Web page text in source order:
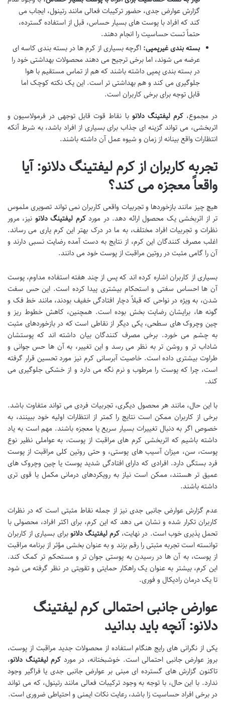
گزارش عوارض جدی، حضور ترکیبات فعالی مانند رتینول، ایجاب می
کند که افراد با پوست های بسیار حساس، قبل از استفاده گسترده،
حتماً تست حساسیت را انجام دهند.
بسته بندی غیرپمپی: اگرچه بسیاری از کرم ها در بسته بندی کاسه ای
عرضه می شوند، اما برخی ترجیح می دهند محصولات بهداشتی خود را
در بسته بندی پمپی داشته باشند که هم از تماس مستقیم با هوا
جلوگیری می کند و هم بهداشتی تر است. این یک نکته کوچک اما
قابل توجه برای برخی کاربران است.
در مجموع،کرم لیفتینگ دلانو با نقاط قوت قابل توجهی در فرمولاسیون و
اثربخشی، می تواند گزینه ای جذاب برای بسیاری از افراد باشد، به شرط آنکه
انتظارات واقع بینانه از زمان و شیوه عمل آن داشته باشند.
تجربه کاربران از کرم لیفتینگ دلانو: آیا
واقعاً معجزه می کند؟
هیچ چیز مانند بازخوردها و تجربیات واقعی کاربران نمی تواند تصویری ملموس
تر از اثربخشی یک محصول ارائه دهد. در موردکرم لیفتینگ دلانو نیز، مرور
نظرات و تجربیات افراد مختلف، به ما در درک بهتر این کرم یاری می رساند.
اغلب مصرف کنندگان این کرم، از نتایج به دست آمده رضایت نسبی دارند و
آن را گامی مثبت در روتین مراقبت از پوست خود می دانند.
بسیاری از کاربران اشاره کرده اند که پس از چند هفته استفاده مداوم، پوست
آن ها احساس سفتی و استحکام بیشتری پیدا کرده است. این حس سفت
شدن، به ویژه در نواحی که قبلاً دچار افتادگی خفیف بودند، مانند خط فک و
گونه ها، برایشان رضایت بخش بوده است. همچنین، کاهش خطوط ریز و
چین وچروک های سطحی، یکی دیگر از نقاطی است که در بازخوردهای مثبت
به چشم می خورد. برخی مصرف کنندگان بیان داشته اند که پوستشان
شاداب تر و روشن تر به نظر می رسد و این تغییر، به آن ها حس جوانی و
طراوت بیشتری داده است. خاصیت آبرسانی کرم نیز مورد تحسین قرار گرفته
است، چرا که پوست را مرطوب و نرم نگه می دارد و از خشکی جلوگیری می
کند.
با این حال، مانند هر محصول دیگری، تجربیات فردی می تواند متفاوت باشد.
برخی از کاربران ممکن است نتایج را کمتر از انتظارات اولیه خود ببینند، به
خصوص اگر به دنبال تغییرات بسیار سریع یا معجزه باشند. مهم است به یاد
داشته باشیم که اثربخشی کرم های مراقبت از پوست، به عواملی نظیر نوع
پوست، سن، میزان آسیب های پوستی، و حتی روتین کلی مراقبت از پوست
فرد بستگی دارد. افرادی که دارای افتادگی شدید پوست یا چین وچروک های
عمیق تر هستند، ممکن است نیاز به رویکردهای درمانی مکمل یا قوی تری
داشته باشند.
عدم گزارش عوارض جانبی جدی نیز از جمله نقاط مثبتی است که در نظرات
کاربران تکرار شده و نشان می دهد که این کرم، برای اکثر افراد، محصولی با
تحمل پذیری خوب است. در نهایت، کرم لیفتینگ دلانوبرای بسیاری از کاربران
توانسته است تجربه مثبتی را رقم بزند و به عنوان بخشی مؤثر از برنامه مراقبت
از پوست، به آن ها در رسیدن به پوستی جوان تر و مستحکم تر کمک کند.
این کرم، بیشتر به عنوان یک راهکار حمایتی و تقویتی در نظر گرفته می شود
تا یک درمان رادیکال و فوری.
عوارض جانبی احتمالی کرم لیفتینگ
دلانو: آنچه باید بدانید
یکی از نگرانی های رایج هنگام استفاده از محصولات جدید مراقبت از پوست،
بروز عوارض جانبی احتمالی است. خوشبختانه، در مورد کرم لیفتینگ دلانو،
تاکنون گزارش های گسترده ای مبنی بر عوارض جانبی جدی یا فراگیر وجود
ندارد. با این حال، با توجه به وجود ترکیبات فعالی مانند رتینول، که می تواند
در برخی افراد حساسیت زا باشد، رعایت نکات ایمنی و احتیاطی ضروری است.